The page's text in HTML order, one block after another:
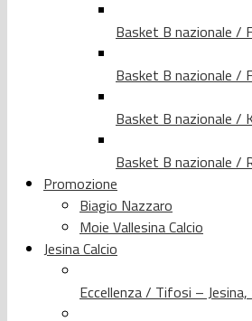
Basket B nazionale /
Basket B nazionale /
Basket B nazionale /
Basket B nazionale /
Promozione
Biagio Nazzaro
Moie Vallesina Calcio
Jesina Calcio
Eccellenza / Tifosi –